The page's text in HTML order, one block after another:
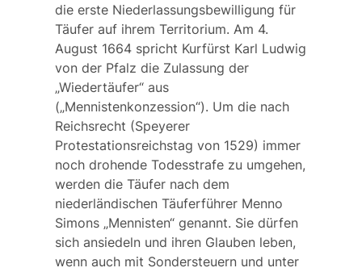
die erste Niederlassungsbewilligung für
Täufer auf ihrem Territorium. Am 4.
August 1664 spricht Kurfürst Karl Ludwig
von der Pfalz die Zulassung der
„Wiedertäufer“aus
(„Mennistenkonzession“). Um die nach
Reichsrecht (Speyerer
Protestationsreichstag von 1529) immer
noch drohende Todesstrafe zu umgehen,
werden die Täufer nach dem
niederländischen Täuferführer Menno
Simons „Mennisten“ genannt. Sie dürfen
sich ansiedeln und ihren Glauben leben,
wenn auch mit Sondersteuern und unter